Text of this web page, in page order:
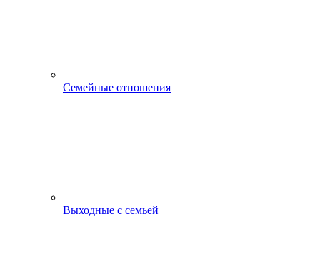
Семейные отношения
Выходные с семьей